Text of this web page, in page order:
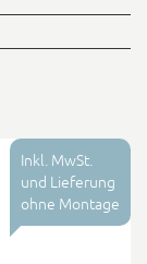
Inkl. MwSt.
und Lieferung
ohne Montage